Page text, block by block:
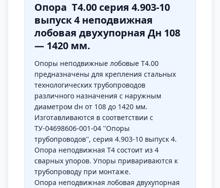
Опора Т4.00 серия 4.903-10
выпуск 4 неподвижная
лобовая двухупорная Дн 108
— 1420 мм.
Опоры неподвижные лобовые Т4.00
предназначены для крепления стальных
технологических трубопроводов
различного назначения с наружным
диаметром dн от 108 до 1420 мм.
Изготавливаются в соответствии с
ТУ-04698606-001-04 ''Опоры
трубопроводов'', серия 4.903-10 выпуск 4.
Опора неподвижная Т4 состоит из 4
сварных упоров. Упоры привариваются к
трубопроводу при монтаже.
Опора неподвижная лобовая двухупорная